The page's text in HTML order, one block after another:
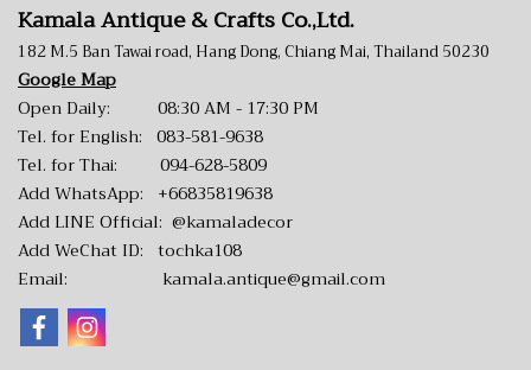
Kamala Antique & Crafts Co.,Ltd.
182 M.5 Ban Tawai road, Hang Dong, Chiang Mai, Thailand 50230
Google Map
Open Daily: 08:30 AM - 17:30 PM
Tel. for English: 083-581-9638
Tel. for Thai: 094-628-5809
Add WhatsApp: +66835819638
Add LINE Official: @kamaladecor
Add WeChat ID: tochka108
Email: kamala.antique@gmail.com